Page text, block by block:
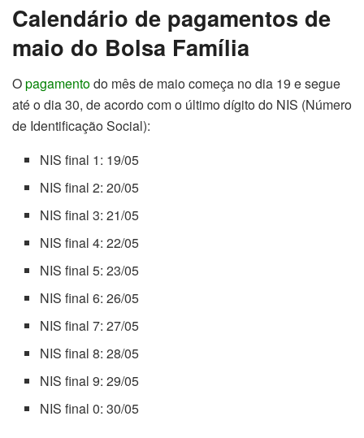
Calendário de pagamentos de
maio do Bolsa Família
Opagamentodo mês de maio começa no dia 19 e segue
até o dia 30, de acordo com o último dígito do NIS (Número
de Identificação Social):
NIS final 1: 19/05
NIS final 2: 20/05
NIS final 3: 21/05
NIS final 4: 22/05
NIS final 5: 23/05
NIS final 6: 26/05
NIS final 7: 27/05
NIS final 8: 28/05
NIS final 9: 29/05
NIS final 0: 30/05